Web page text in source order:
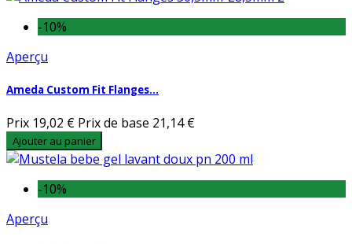
-10%
Aperçu
Ameda Custom Fit Flanges...
Prix 19,02 € Prix de base 21,14 €
Ajouter au panier
-10%
Aperçu